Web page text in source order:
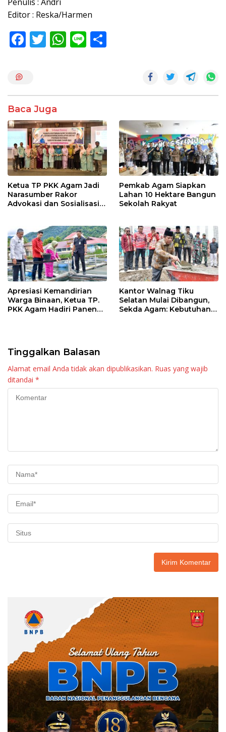
Editor : Reska/Harmen
F
o
o
k
T W
p
p
Li
Baca Juga
Ketua TP PKK Agam Jadi
Narasumber Rakor
Advokasi dan Sosialisasi
Pemkab Agam Siapkan
Lahan 10 Hektare Bangun
Sekolah Rakyat
Apresiasi Kemandirian
Warga Binaan, Ketua TP.
PKK Agam Hadiri Panen
Kantor Walnag Tiku
Selatan Mulai Dibangun,
Sekda Agam: Kebutuhan
Tinggalkan Balasan
Alamat email Anda tidak akan dipublikasikan. Ruas yang wajib
ditandai *